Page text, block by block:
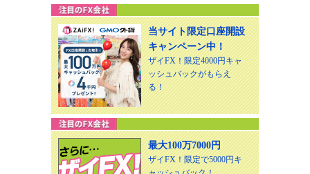
当サイト限定口座開設
キャンペーン中！
ザイFX！限定4000円キャ
ッシュバックがもらえ
る！
最大100万7000円
ザイFX！限定で5000円キ